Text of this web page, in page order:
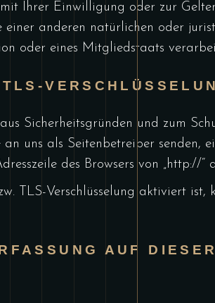
Ihrer Einwilligung oder zur
einer anderen natürlichen oder
oder eines Mitgliedstaats
Sicherheitsgründen und zum
uns als Seitenbetreiber senden,
des Browsers von „http://
TLS-Verschlüsselung aktiviert
AUF